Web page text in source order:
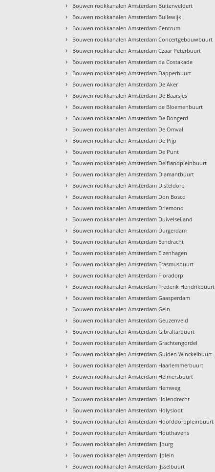
› Bouwen rookkanalen Amsterdam Buitenveldert
› Bouwen rookkanalen Amsterdam Bullewijk
› Bouwen rookkanalen Amsterdam Centrum
› Bouwen rookkanalen Amsterdam Concertgebouwbuurt
› Bouwen rookkanalen Amsterdam Czaar Peterbuurt
› Bouwen rookkanalen Amsterdam da Costakade
› Bouwen rookkanalen Amsterdam Dapperbuurt
› Bouwen rookkanalen Amsterdam De Aker
› Bouwen rookkanalen Amsterdam De Baarsjes
› Bouwen rookkanalen Amsterdam de Bloemenbuurt
› Bouwen rookkanalen Amsterdam De Bongerd
› Bouwen rookkanalen Amsterdam De Omval
› Bouwen rookkanalen Amsterdam De Pijp
› Bouwen rookkanalen Amsterdam De Punt
› Bouwen rookkanalen Amsterdam Delflandpleinbuurt
› Bouwen rookkanalen Amsterdam Diamantbuurt
› Bouwen rookkanalen Amsterdam Disteldorp
› Bouwen rookkanalen Amsterdam Don Bosco
› Bouwen rookkanalen Amsterdam Driemond
› Bouwen rookkanalen Amsterdam Duivelseiland
› Bouwen rookkanalen Amsterdam Durgerdam
› Bouwen rookkanalen Amsterdam Eendracht
› Bouwen rookkanalen Amsterdam Elzenhagen
› Bouwen rookkanalen Amsterdam Erasmusbuurt
› Bouwen rookkanalen Amsterdam Floradorp
› Bouwen rookkanalen Amsterdam Frederik Hendrikbuurt
› Bouwen rookkanalen Amsterdam Gaasperdam
› Bouwen rookkanalen Amsterdam Gein
› Bouwen rookkanalen Amsterdam Geuzenveld
› Bouwen rookkanalen Amsterdam Gibraltarbuurt
› Bouwen rookkanalen Amsterdam Grachtengordel
› Bouwen rookkanalen Amsterdam Gulden Winckelbuurt
› Bouwen rookkanalen Amsterdam Haarlemmerbuurt
› Bouwen rookkanalen Amsterdam Helmersbuurt
› Bouwen rookkanalen Amsterdam Hemweg
› Bouwen rookkanalen Amsterdam Holendrecht
› Bouwen rookkanalen Amsterdam Holysloot
› Bouwen rookkanalen Amsterdam Hoofddorppleinbuurt
› Bouwen rookkanalen Amsterdam Houthavens
› Bouwen rookkanalen Amsterdam IJburg
› Bouwen rookkanalen Amsterdam IJplein
› Bouwen rookkanalen Amsterdam IJsselbuurt